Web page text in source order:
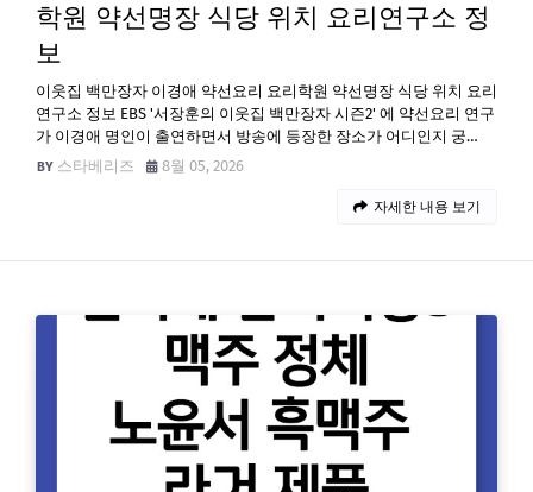
학원 약선명장 식당 위치 요리연구소 정
보
이웃집 백만장자 이경애 약선요리 요리학원 약선명장 식당 위치 요리
연구소 정보 EBS '서장훈의 이웃집 백만장자 시즌2'​ 에 약선요리 연구
가 이경애 명인이 출연하면서 방송에 등장한 장소가 어디인지 궁…
스타베리즈
8월 05, 2026
자세한 내용 보기